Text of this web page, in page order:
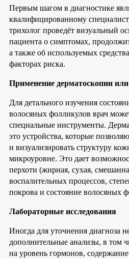
Первым шагом в диагностике
квалифицированному
трихолог проведёт визуальный
пациента о симптомах,
а также об используемых
факторах риска.
Применение дерматоскопии
Для детального изучения
волосяных фолликулов врач
специальные инструменты.
это устройства, которые
и визуализировать структуру
микроуровне. Это дает
перхоти (жирная, сухая,
воспалительных процессов,
покрова и состояние волосяных
Лабораторные исследования
Иногда для уточнения диагноза
дополнительные анализы, в том
на уровень гормонов,